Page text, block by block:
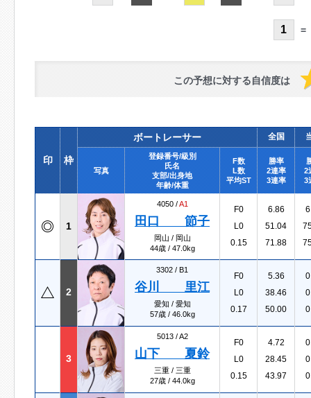
1 =
この予想に対する自信度は
印 枠
ボートレーサー 全国
写真
登録番号/級別
氏名
支部/出身地
年齢/体重
F数
L数
平均ST
勝率
2連率
3連率
2
3
1
4050 /A1
田口 節子
岡山 / 岡山
44歳 / 47.0kg
F0
L0
0.15
6.86
51.04
71.88
2
3302 / B1
谷川 里江
愛知 / 愛知
57歳 / 46.0kg
F0
L0
0.17
5.36
38.46
50.00
3
5013 /A2
山下 夏鈴
三重 / 三重
27歳 / 44.0kg
F0
L0
0.15
4.72
28.45
43.97